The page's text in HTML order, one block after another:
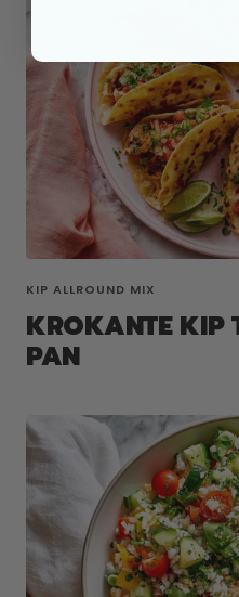
KIP ALLROUND MIX
KROKANTE KIP
PAN